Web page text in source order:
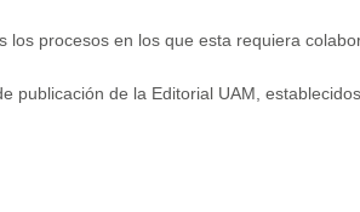
los procesos en los que esta requiera
publicación de la Editorial UAM,